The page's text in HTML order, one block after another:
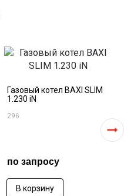
Газовый котел BAXI SLIM
1.230 iN
296
по запросу
В корзину